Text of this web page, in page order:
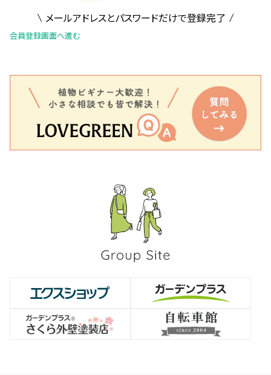
メールアドレスとパスワードだけで登録完了
会員登録画面へ進む